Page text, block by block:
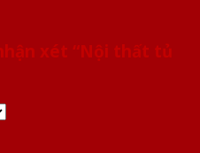
xét “Nội thất tủ